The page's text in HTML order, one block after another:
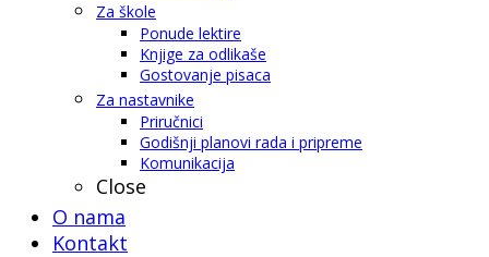
Za škole
Ponude lektire
Knjige za odlikaše
Gostovanje pisaca
Za nastavnike
Priručnici
Godišnji planovi rada i pripreme
Komunikacija
Close
O nama
Kontakt